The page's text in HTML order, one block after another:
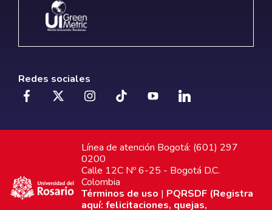
Redes sociales
Línea de atención Bogotá: (601) 297
0200
Calle 12C Nº 6-25 - Bogotá D.C.
Colombia
Términos de uso | PQRSDF (Registra
aquí: felicitaciones, quejas,